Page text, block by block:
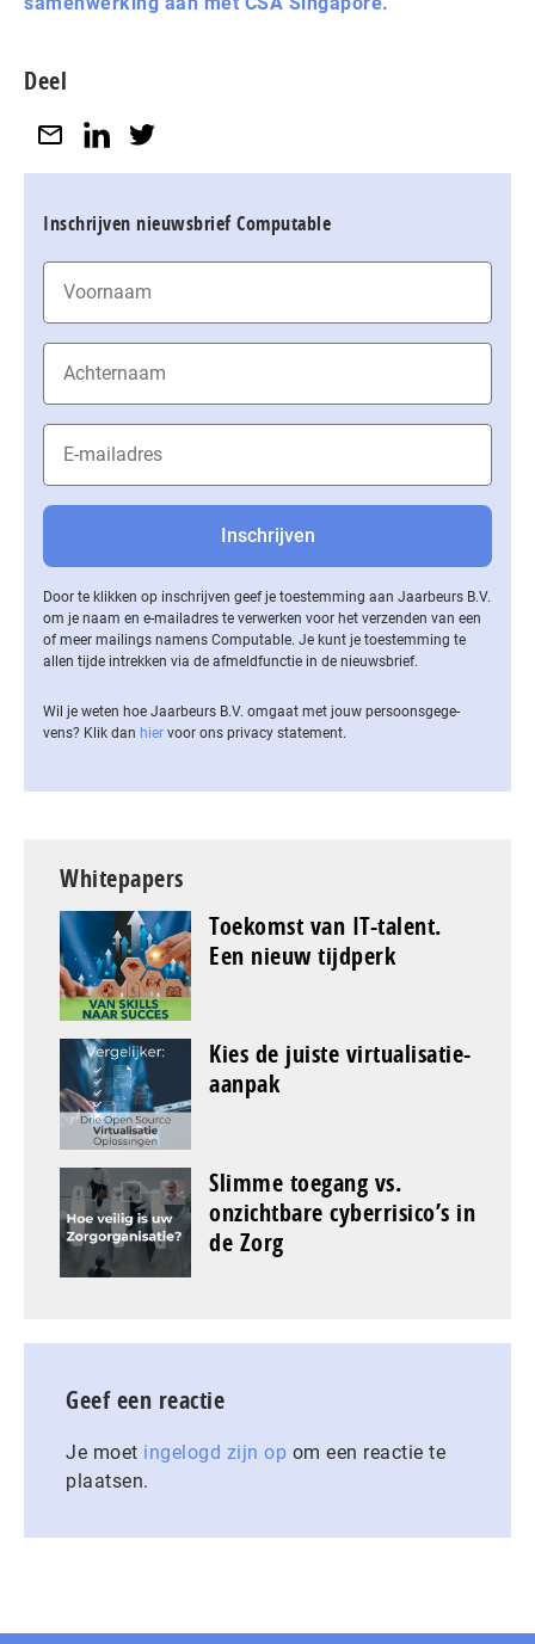
Deel
Inschrijven nieuwsbrief Computable
Door te klikken op inschrijven geef je toestemming aan Jaarbeurs B.V.
om je naam en e-mailadres te verwerken voor het verzenden van een
of meer mailings namens Computable. Je kunt je toestemming te
allen tijde intrekken via de af­meld­func­tie in de nieuwsbrief.
Wil je weten hoe Jaarbeurs B.V. omgaat met jouw per­soons­ge­ge­
vens? Klik dan hier voor ons privacy statement.
Whitepapers
Toekomst van IT-talent.
Een nieuw tijdperk
Kies de juiste virtualisatie-
aanpak
Slimme toegang vs.
onzichtbare cyberrisico’s in
de Zorg
Geef een reactie
Je moet ingelogd zijn op om een reactie te
plaatsen.